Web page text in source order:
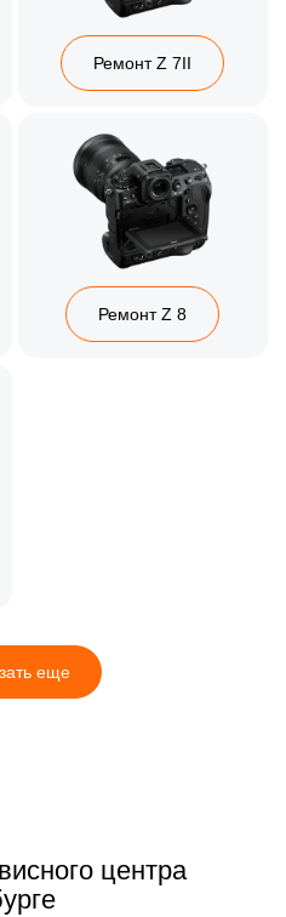
Ремонт Z 7II
Ремонт Z 8
еще
центра